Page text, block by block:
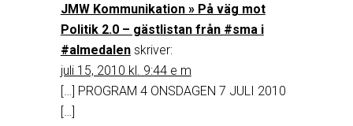
JMW Kommunikation » På väg mot
Politik 2.0 – gästlistan från #sma i
#almedalen skriver:
juli 15, 2010 kl. 9:44 e m
[…] PROGRAM 4 ONSDAGEN 7 JULI 2010
[…]